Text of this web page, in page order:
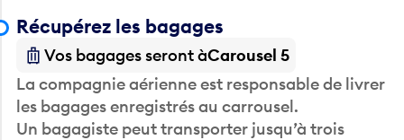
Vos bagages seront àCarousel 5
La compagnie aérienne est responsable de livrer
les bagages enregistrés au carrousel.
Un bagagiste peut transporter jusqu’à trois
bagages à un tarif fixe de 20 $, avec un